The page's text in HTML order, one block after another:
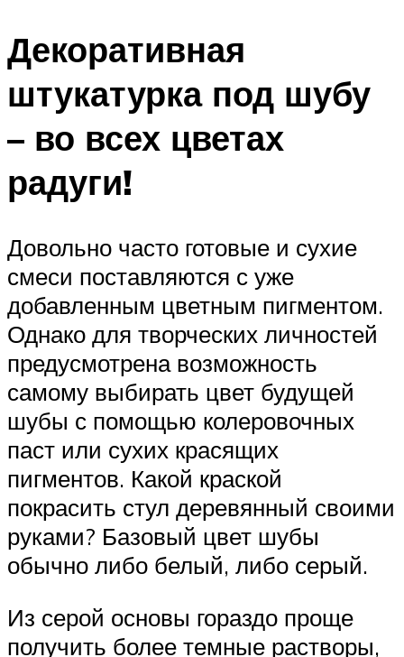
Декоративная
штукатурка под шубу
– во всех цветах
радуги!
Довольно часто готовые и сухие
смеси поставляются с уже
добавленным цветным пигментом.
Однако для творческих личностей
предусмотрена возможность
самому выбирать цвет будущей
шубы с помощью колеровочных
паст или сухих красящих
пигментов. Какой краской
покрасить стул деревянный своими
руками? Базовый цвет шубы
обычно либо белый, либо серый.
Из серой основы гораздо проще
получить более темные растворы,